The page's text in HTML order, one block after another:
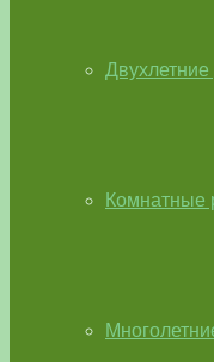
Двухлетние
Комнатные